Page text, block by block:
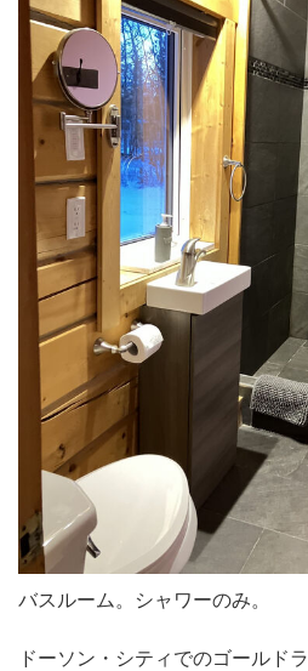
バスルーム。シャワーのみ。
ドーソン・シティでのゴールド